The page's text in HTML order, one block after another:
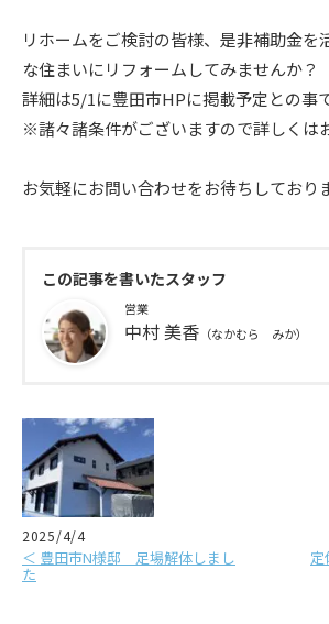
リホームをご検討の皆様、是非補助金を
な住まいにリフォームしてみませんか？
詳細は5/1に豊田市HPに掲載予定との事
※諸々諸条件がございますので詳しくは
お気軽にお問い合わせをお待ちしており
この記事を書いたスタッフ
営業
中村 美香 （なかむら みか）
2025/4/4
＜ 豊田市N様邸 足場解体しまし
た
定